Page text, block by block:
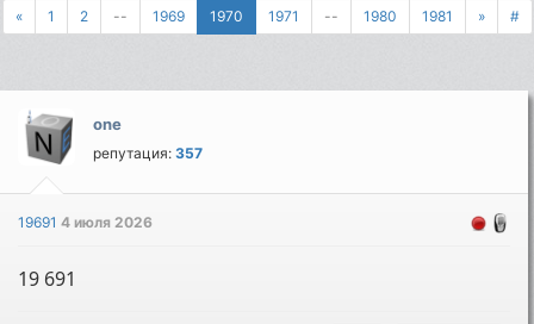
« 1 2 -- 1969 1970 1971 -- 1980 1981 » #
one
репутация:357
196914 июля 2026
19 691